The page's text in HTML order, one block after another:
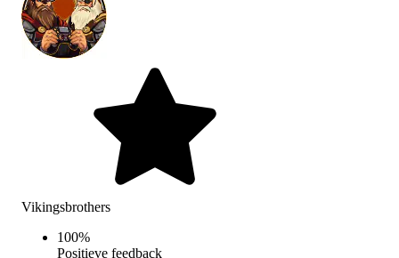
Vikingsbrothers
100%
Positieve feedback